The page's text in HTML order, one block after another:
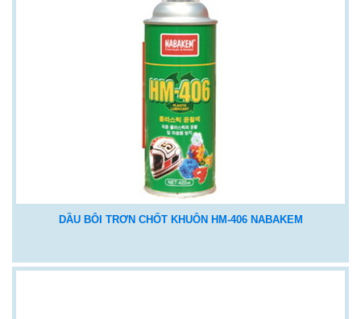
DẦU BÔI TRƠN CHỐT KHUÔN HM-406 NABAKEM